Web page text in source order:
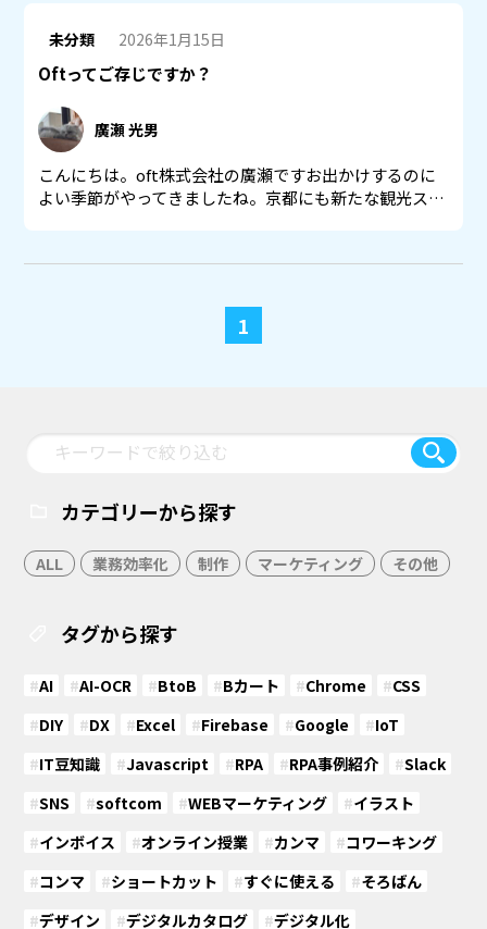
未分類 2026年1月15日
Oftってご存じですか？
廣瀬 光男
こんにちは。oft株式会社の廣瀬ですお出かけするのに
よい季節がやってきましたね。京都にも新たな観光ス…
1
カテゴリーから探す
ALL 業務効率化 制作 マーケティング その他
タグから探す
#AI #AI-OCR #BtoB #Bカート #Chrome #CSS
#DIY #DX #Excel #Firebase #Google #IoT
#IT豆知識 #Javascript #RPA #RPA事例紹介 #Slack
#SNS #softcom #WEBマーケティング #イラスト
#インボイス #オンライン授業 #カンマ #コワーキング
#コンマ #ショートカット #すぐに使える #そろばん
#デザイン #デジタルカタログ #デジタル化